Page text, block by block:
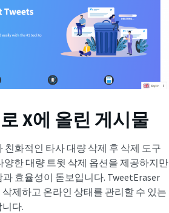
X에 올린 게시물
친화적인 타사 대량 삭제 후 삭제 도구
양한 대량 트윗 삭제 옵션을 제공하지만
효율성이 돋보입니다. TweetEraser
제하고 온라인 상태를 관리할 수 있는
다.